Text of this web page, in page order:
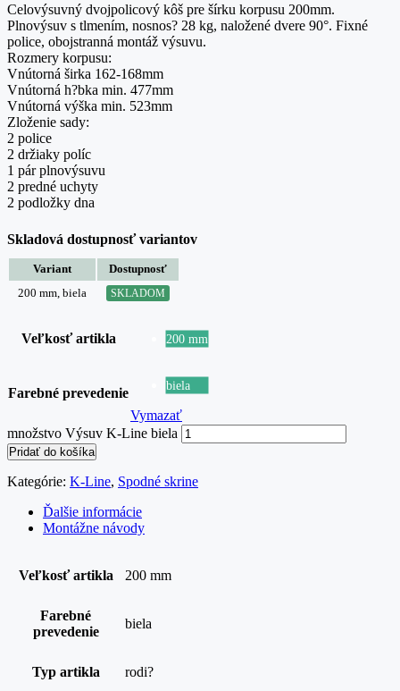
Celovýsuvný dvojpolicový kôš pre šírku korpusu 200mm.
Plnovýsuv s tlmením, nosnos? 28 kg, naložené dvere 90°. Fixné
police, obojstranná montáž výsuvu.
Rozmery korpusu:
Vnútorná širka 162-168mm
Vnútorná h?bka min. 477mm
Vnútorná výška min. 523mm
Zloženie sady:
2 police
2 držiaky políc
1 pár plnovýsuvu
2 predné uchyty
2 podložky dna
Skladová dostupnosť variantov
Variant
Dostupnosť
200 mm, biela
SKLADOM
Veľkosť artikla 200 mm
Farebné prevedenie biela
Vymazať
množstvo Výsuv K-Line biela
Pridať do košíka
Kategórie: K-Line, Spodné skrine
Ďalšie informácie
Montážne návody
Veľkosť artikla 200 mm
Farebné
prevedenie
biela
Typ artikla rodi?